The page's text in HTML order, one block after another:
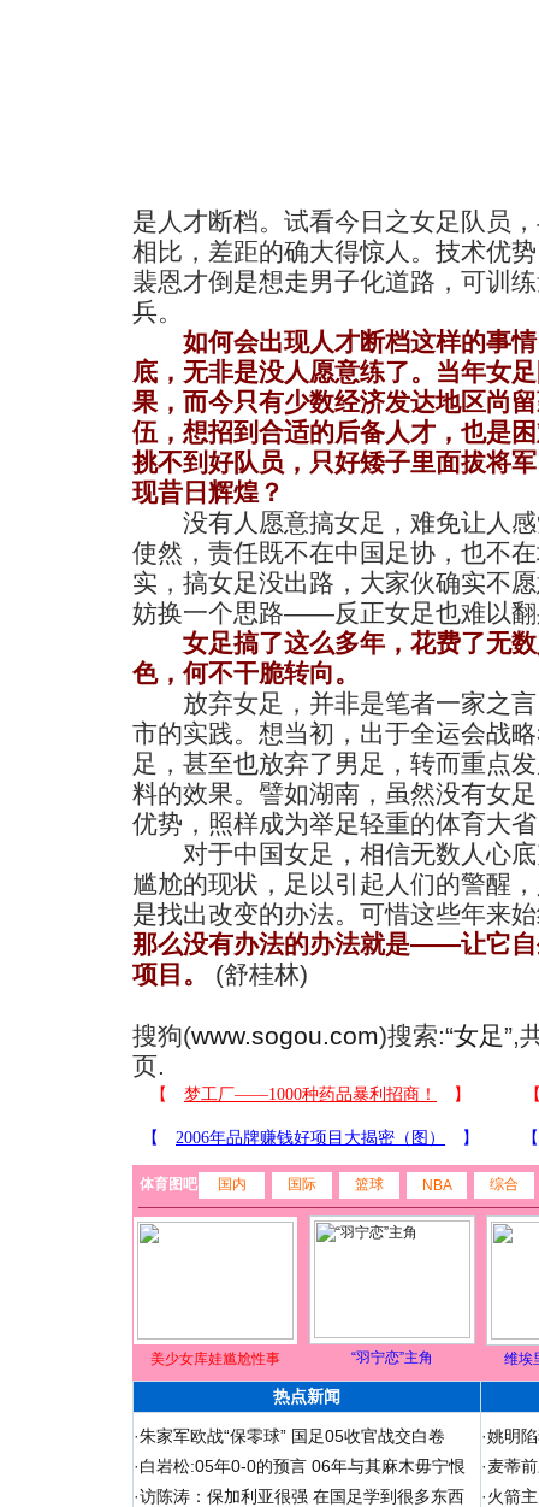
是人才断档。试看今日之女足队员
相比，差距的确大得惊人。技术优
裴恩才倒是想走男子化道路，可训
兵。
如何会出现人才断档这样的事
底，无非是没人愿意练了。当年女
果，而今只有少数经济发达地区尚
伍，想招到合适的后备人才，也是
挑不到好队员，只好矮子里面拔将
现昔日辉煌？
没有人愿意搞女足，难免让人感
使然，责任既不在中国足协，也不
实，搞女足没出路，大家伙确实不
妨换一个思路——反正女足也难以翻
女足搞了这么多年，花费了无
色，何不干脆转向。
放弃女足，并非是笔者一家之言
市的实践。想当初，出于全运会战
足，甚至也放弃了男足，转而重点
料的效果。譬如湖南，虽然没有女
优势，照样成为举足轻重的体育大
对于中国女足，相信无数人心底
尴尬的现状，足以引起人们的警醒
是找出改变的办法。可惜这些年来
那么没有办法的办法就是——让它
项目。
(舒桂林)
搜狗(www.sogou.com)搜索:“女足”,
页.
体育图吧 国内 国际 篮球 NBA 综合
美少女库娃尴尬性事 “羽宁恋”主角 维埃
热点新闻
·朱家军欧战“保零球” 国足05收官战交白卷
·白岩松:05年0-0的预言 06年与其麻木毋宁恨
·访陈涛：保加利亚很强 在国足学到很多东西
·姚明
·麦蒂
·火箭